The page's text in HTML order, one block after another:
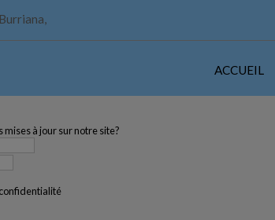
ACCUEIL
à jour sur notre site?